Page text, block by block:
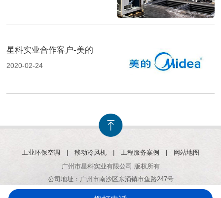
星科实业合作客户-美的
2020-02-24
工业环保空调 | 移动冷风机 | 工程服务案例 |
网站地图
广州市星科实业有限公司 版权所有
公司地址：广州市南沙区东涌镇市鱼路247号